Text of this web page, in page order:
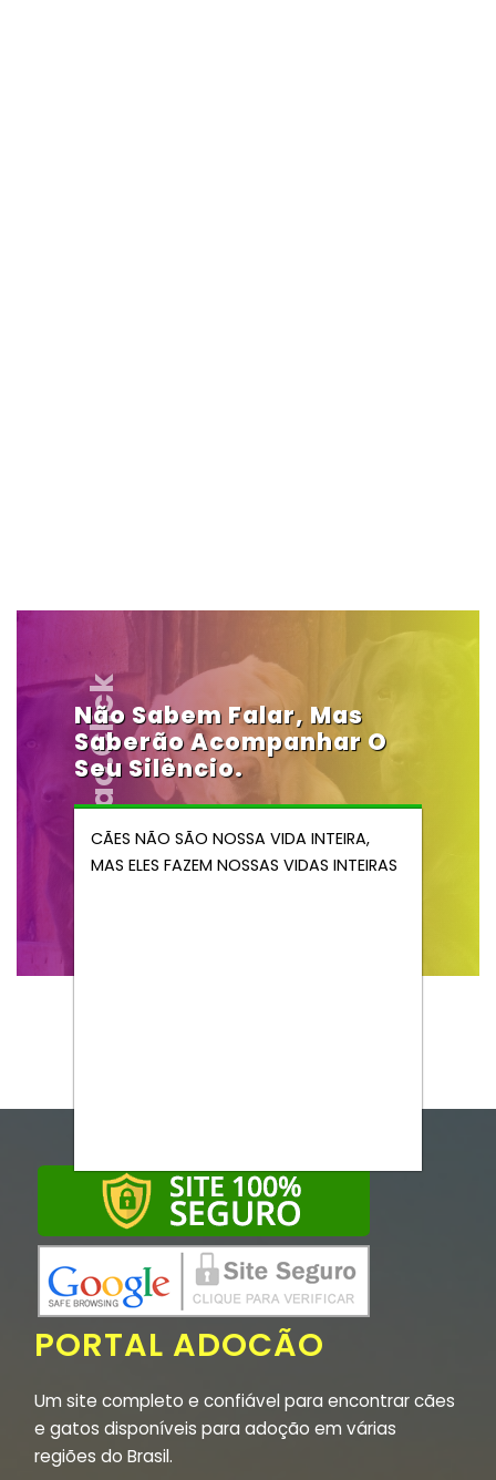
Vendocao.click
Não Sabem Falar, Mas
Saberão Acompanhar O
Seu Silêncio.
CÃES NÃO SÃO NOSSA VIDA INTEIRA,
MAS ELES FAZEM NOSSAS VIDAS INTEIRAS
PORTAL ADOCÃO
Um site completo e confiável para encontrar cães
e gatos disponíveis para adoção em várias
regiões do Brasil.